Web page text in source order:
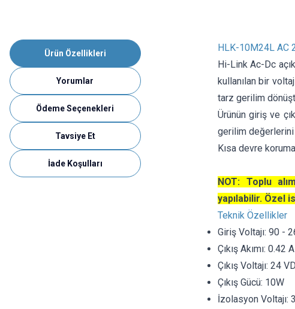
Ürün Özellikleri
Yorumlar
Ödeme Seçenekleri
Tavsiye Et
İade Koşulları
HLK-10M24L AC
Hi-Link Ac-Dc
kullanılan bir
tarz gerilim
Ürünün giriş ve
gerilim değerlerini
Kısa devre
NOT: Toplu
yapılabilir. Özel
Teknik Özellikler
Giriş Voltajı: 90 -
Çıkış Akımı: 0.42 A
Çıkış Voltajı: 24
Çıkış Gücü: 10W
İzolasyon Voltajı: